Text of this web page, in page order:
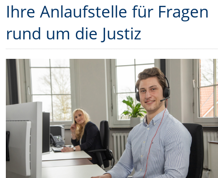
Ihre Anlaufstelle für Fragen
rund um die Justiz